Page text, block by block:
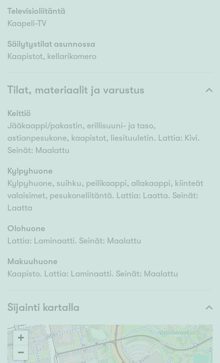
Televisioliitäntä
Kaapeli-TV
Säilytystilat asunnossa
Kaapistot, kellarikomero
Tilat, materiaalit ja varustus
Keittiö
Jääkaappi/pakastin, erillisuuni- ja taso,
astianpesukone, kaapistot, liesituuletin. Lattia: Kivi.
Seinät: Maalattu
Kylpyhuone
Kylpyhuone, suihku, peilikaappi, allakaappi, kiinteät
valaisimet, pesukoneliitäntä. Lattia: Laatta. Seinät:
Laatta
Olohuone
Lattia: Laminaatti. Seinät: Maalattu
Makuuhuone
Kaapisto. Lattia: Laminaatti. Seinät: Maalattu
Sijainti kartalla
+
−